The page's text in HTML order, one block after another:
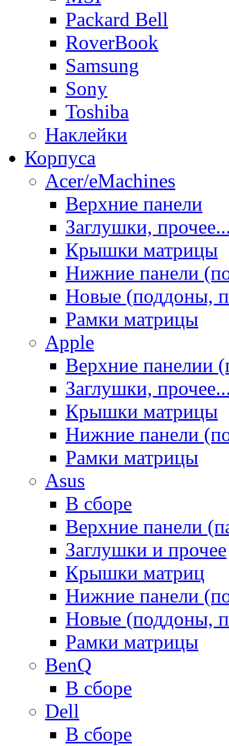
Packard Bell
RoverBook
Samsung
Sony
Toshiba
Наклейки
Корпуса
Acer/eMachines
Верхние панели
Заглушки,
Крышки матрицы
Нижние панели
Новые (поддоны,
Рамки матрицы
Apple
Верхние панелии
Заглушки,
Крышки матрицы
Нижние панели
Рамки матрицы
Asus
В сборе
Верхние панели
Заглушки и прочее
Крышки матриц
Нижние панели
Новые (поддоны,
Рамки матрицы
BenQ
В сборе
Dell
В сборе